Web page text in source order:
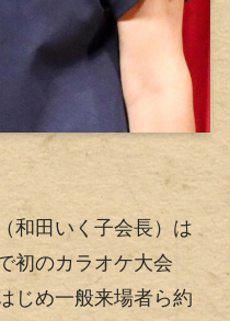
和田いく子会長）は
初のカラオケ大会
じめ一般来場者ら約